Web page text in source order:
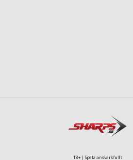
18+ | Spela ansvarsfullt